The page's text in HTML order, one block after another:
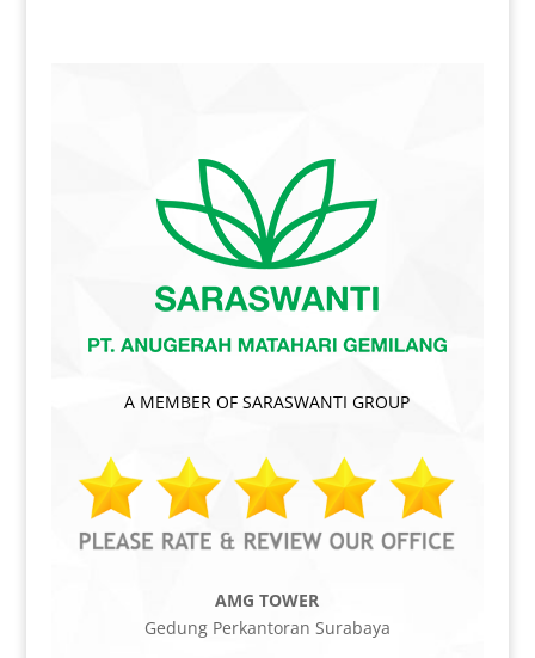
A MEMBER OF SARASWANTI GROUP
AMG TOWER
Gedung Perkantoran Surabaya